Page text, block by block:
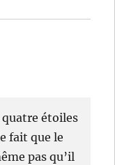
quatre étoiles
fait que le
pas qu’il